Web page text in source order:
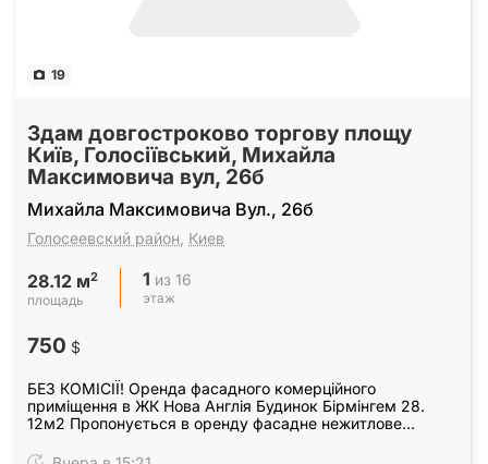
19
Здам довгостроково торгову площу
Київ, Голосіївський, Михайла
Максимовича вул, 26б
Михайла Максимовича Вул., 26б
Голосеевский район Киев
28.12 м2
площадь
1 из 16
этаж
750 $
БЕЗ КОМІСІЇ! Оренда фасадного комерційного
приміщення в ЖК Нова Англія Будинок Бірмінгем 28.
12м2 Пропонується в оренду фасадне нежитлове
сучасного…